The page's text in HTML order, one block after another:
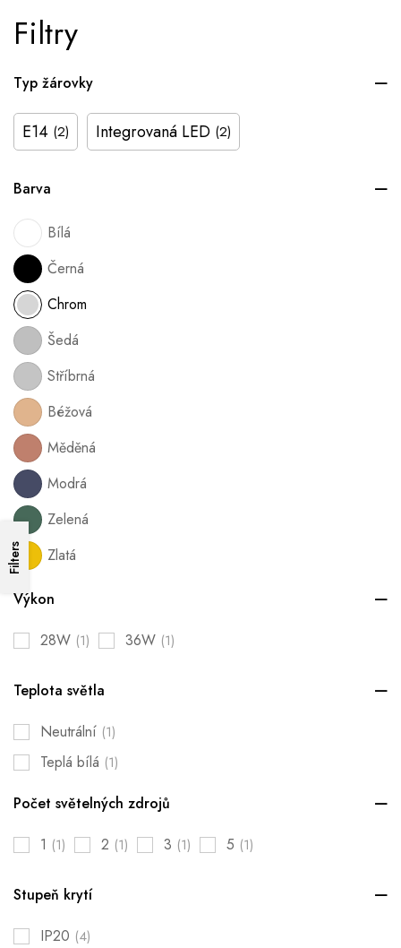
Filtry
Typ žárovky
E14 (2) Integrovaná LED (2)
Barva
Bílá
Černá
Chrom
Šedá
Stříbrná
Béžová
Měděná
Modrá
Zelená
Zlatá
Výkon
28W (1) 36W (1)
Teplota světla
Neutrální (1)
Teplá bílá (1)
Počet světelných zdrojů
1 (1) 2 (1) 3 (1) 5 (1)
Stupeň krytí
IP20 (4)
Filters